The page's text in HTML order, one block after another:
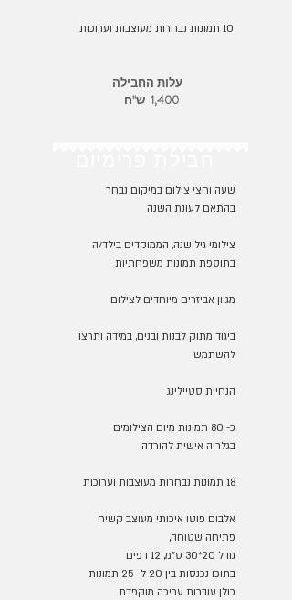
10 תמונות נבחרות מעוצבות וערוכות
עלות החבילה
1,400 ש"ח
שעה וחצי צילום במיקום נבחר
בהתאם לעונת השנה
צילומי גיל שנה, הממוקדים בילד/ה
בתוספת תמונות משפחתיות
מגוון אביזרים מיוחדים לצילום
ביגוד מתוק לבנות ובנים, במידה ותרצו
להשתמש
הנחיית סטיילינג
כ- 80 תמונות מיום הצילומים
בגלריה אישית להורדה
18 תמונות נבחרות מעוצבות וערוכות
אלבום פוטו איכותי מעוצב קשיח
פתיחה שטוחה,
גודל 20*30 ס"מ, 12 דפים
בתוכו נכנסות בין 20 ל- 25 תמונות
כולן עוברות עריכה מוקפדת